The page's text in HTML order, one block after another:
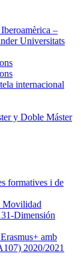
–
Universitats
internacional
y Doble Máster
formatives i de
Movilidad
Dimensión
amb
2020/2021